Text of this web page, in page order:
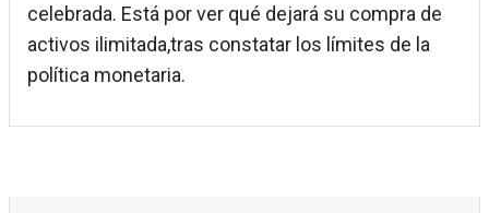
celebrada. Está por ver qué dejará su compra de
activos ilimitada,tras constatar los límites de la
política monetaria.